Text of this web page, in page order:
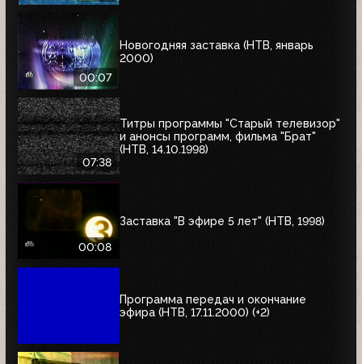
00:07
Новогодняя заставка (НТВ, январь
2000)
07:38
Титры программы "Старый телевизор"
и анонсы программ, фильма "Брат"
(НТВ, 14.10.1998)
00:08
Заставка "В эфире 5 лет" (НТВ, 1998)
Программа передач и окончание
эфира (НТВ, 17.11.2000) (+2)